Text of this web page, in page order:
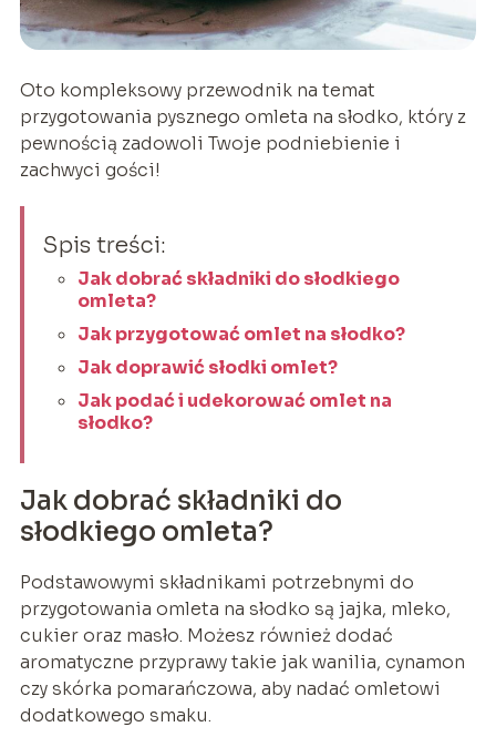
Oto kompleksowy przewodnik na temat
przygotowania pysznego omleta na słodko, który z
pewnością zadowoli Twoje podniebienie i
zachwyci gości!
Spis treści:
Jak dobrać składniki do słodkiego
omleta?
Jak przygotować omlet na słodko?
Jak doprawić słodki omlet?
Jak podać i udekorować omlet na
słodko?
Jak dobrać składniki do
słodkiego omleta?
Podstawowymi składnikami potrzebnymi do
przygotowania omleta na słodko są jajka, mleko,
cukier oraz masło. Możesz również dodać
aromatyczne przyprawy takie jak wanilia, cynamon
czy skórka pomarańczowa, aby nadać omletowi
dodatkowego smaku.